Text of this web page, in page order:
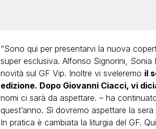
“Sono qui per presentarvi la nuova
super esclusiva. Alfonso Signorini,
novità sul GF Vip. Inoltre vi sveleremo il
edizione. Dopo Giovanni Ciacci, vi
nomi ci sarà da aspettare. – ha
quest’anno. Sì dovremo aspettare la
In pratica è cambiata la liturgia del GF.